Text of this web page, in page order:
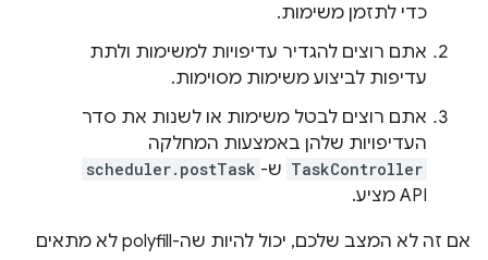
כדי לתזמן משימות.
אתם רוצים להגדיר עדיפויות למשימות ולתת
עדיפות לביצוע משימות מסוימות.
אתם רוצים לבטל משימות או לשנות את סדר
העדיפויות שלהן באמצעות המחלקה
TaskController ש- scheduler.postTask
API מציע.
אם זה לא המצב שלכם, יכול להיות שה-polyfill לא מתאים